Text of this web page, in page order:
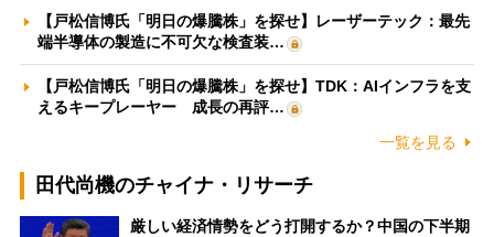
【戸松信博氏「明日の爆騰株」を探せ】レーザーテック：最先
端半導体の製造に不可欠な検査装…
【戸松信博氏「明日の爆騰株」を探せ】TDK：AIインフラを支
えるキープレーヤー 成長の再評…
一覧を見る
田代尚機のチャイナ・リサーチ
厳しい経済情勢をどう打開するか？中国の下半期